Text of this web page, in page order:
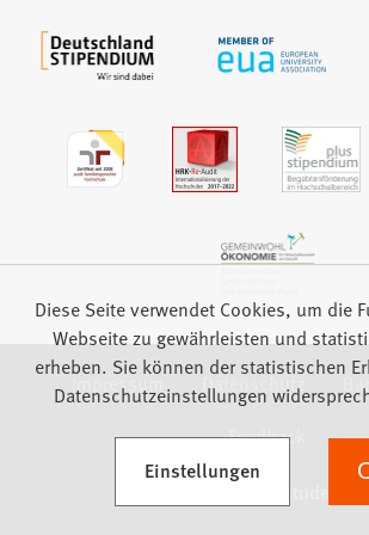
Impressum Datenschutz
Feedback
Diese Seite verwendet Cookies, um die
Webseite zu gewährleisten und
erheben. Sie können der statistischen
Datenschutzeinstellungen
Einstellungen
(Öffnet in einem neuen Tab)